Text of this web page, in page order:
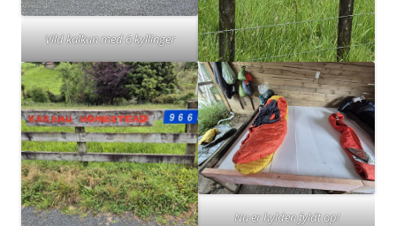
Vild kalkun med 6 kyllinger
Nu er hylden fyldt op!